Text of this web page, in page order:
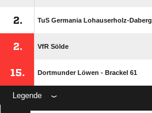
2. TuS Germania Lohauserholz-Daberg
2. VfR Sölde
15. Dortmunder Löwen - Brackel 61
Legende